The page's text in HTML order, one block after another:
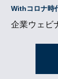
Withコロナ時
企業ウェビ